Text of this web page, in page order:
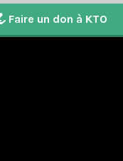
Faire un don à KTO